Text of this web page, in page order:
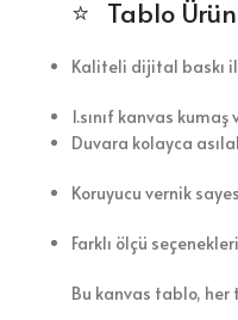
⭐ Tablo
Kaliteli dijital baskı
1.sınıf kanvas
Duvara kolayca
Koruyucu vernik
Farklı ölçü
Bu kanvas tablo, her